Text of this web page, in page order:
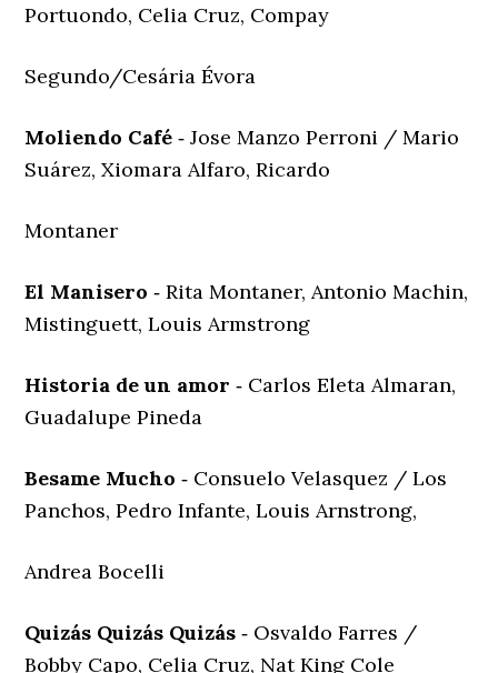
Portuondo, Celia Cruz, Compay
Segundo/Cesária Évora
Moliendo Café‐ Jose Manzo Perroni / Mario
Suárez, Xiomara Alfaro, Ricardo
Montaner
El Manisero‐ Rita Montaner, Antonio Machin,
Mistinguett, Louis Armstrong
Historia de un amor‐ Carlos Eleta Almaran,
Guadalupe Pineda
Besame Mucho‐ Consuelo Velasquez / Los
Panchos, Pedro Infante, Louis Arnstrong,
Andrea Bocelli
Quizás Quizás Quizás‐ Osvaldo Farres /
Bobby Capo, Celia Cruz, Nat King Cole